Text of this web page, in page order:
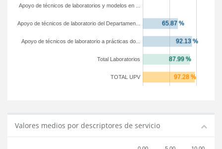
TOTAL UPV
Total Laboratorios
Apoyo de técnicos de laboratorio a prácticas do...
Apoyo de técnicos de laboratorio del Departamen...
Apoyo de técnicos de laboratorios y modelos en ...
Valores medios por descriptores de servicio